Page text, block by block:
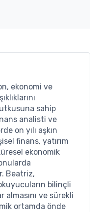
ekonomi ve
sahip
analisti ve
on yılı aşkın
finans, yatırım
ekonomik
Beatriz,
bilinçli
almasını ve sürekli
ortamda önde